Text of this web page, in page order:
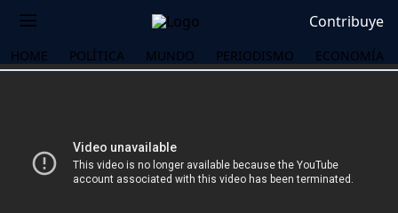
Contribuye
HOME POLÍTICA MUNDO PERIODISMO ECONOMÍA